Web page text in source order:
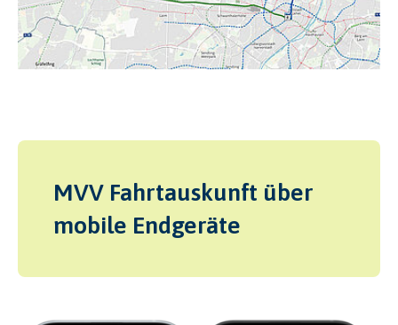
MVV Fahrtauskunft über
mobile Endgeräte